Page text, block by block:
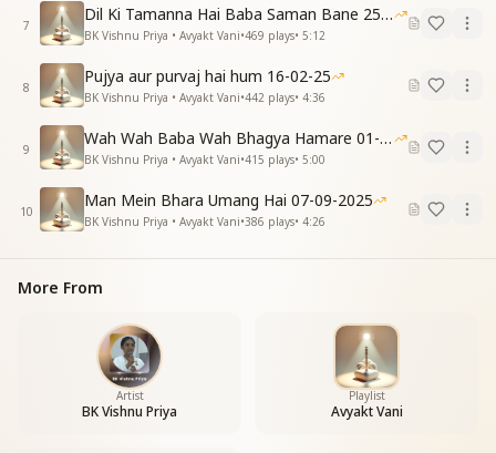
प्रभु का प्यार हमे मिलता
जो जन्मों जन्मों तक चलता
अं अं अं अं
प्रभु का प्यार हमे मिलता
जो जन्मों जन्मों तक चलता
इसमें लव लींन हो रहना
कहो भी जी नहीं लगता
बाबा तुमसा बनना
तुझमें समाए रहना
सदा खेलू तुमसेही रास
बाबा तुझमें खोजाए हम
तुम संग मिलन किया आज
7
Dil Ki Tamanna Hai Baba Saman Bane 25-01-2026
BK Vishnu Priya • Avyakt Vani•469 plays• 5:12
8
Pujya aur purvaj hai hum 16-02-25
BK Vishnu Priya • Avyakt Vani•442 plays• 4:36
9
Wah Wah Baba Wah Bhagya Hamare 01-02-2026
BK Vishnu Priya • Avyakt Vani•415 plays• 5:00
10
Man Mein Bhara Umang Hai 07-09-2025
BK Vishnu Priya • Avyakt Vani•386 plays• 4:26
More From
Artist
BK Vishnu Priya
Playlist
Avyakt Vani